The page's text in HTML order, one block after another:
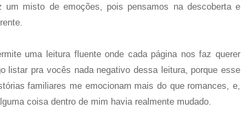
misto de emoções, pois pensamos na descoberta e
uma leitura fluente onde cada página nos faz querer
listar pra vocês nada negativo dessa leitura, porque esse
familiares me emocionam mais do que romances, e,
coisa dentro de mim havia realmente mudado.